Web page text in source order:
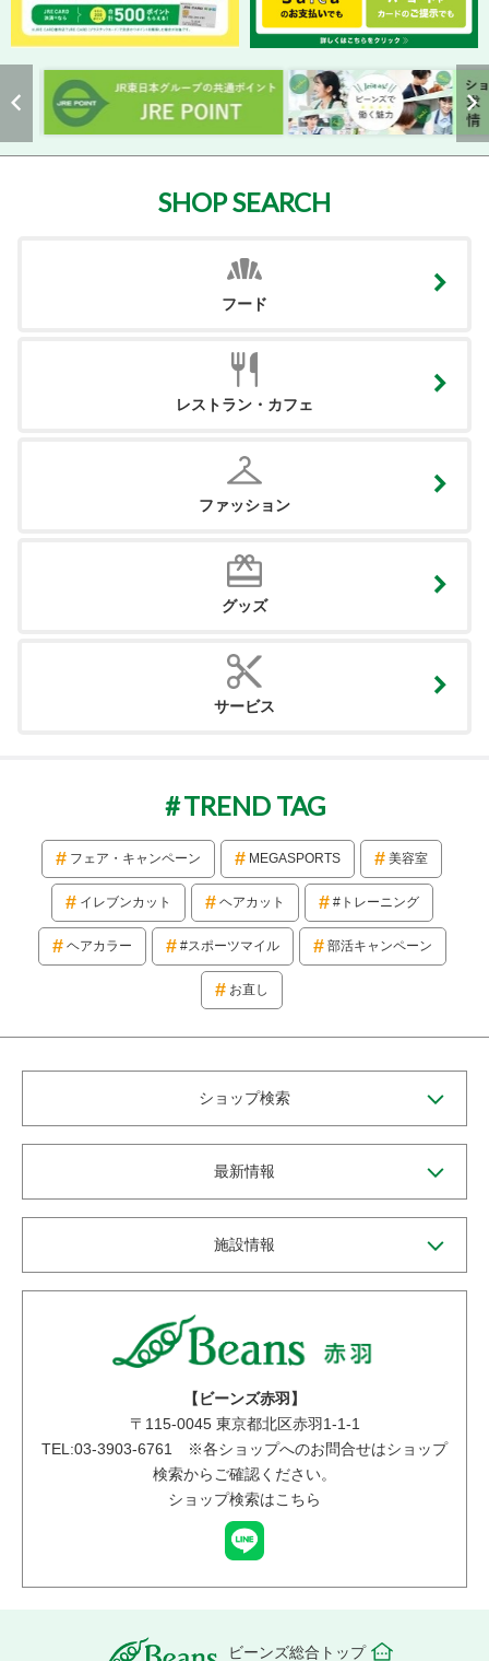
SHOP SEARCH
フード
レストラン・カフェ
ファッション
グッズ
サービス
TREND TAG
フェア・キャンペーン MEGASPORTS 美容室
イレブンカット ヘアカット #トレーニング
ヘアカラー #スポーツマイル 部活キャンペーン
お直し
ショップ検索
最新情報
施設情報
【ビーンズ赤羽】
〒 115-0045東京都北区赤羽1-1-1
TEL:03-3903-6761 ※各ショップへのお問合せはショップ
検索からご確認ください。
ショップ検索はこちら
ビーンズ総合トップ